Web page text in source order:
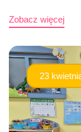
Zobacz więcej
23